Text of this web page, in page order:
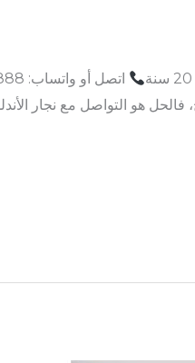
هو التواصل مع نجار